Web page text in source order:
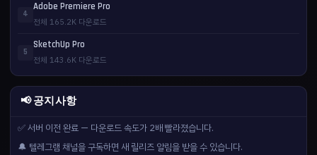
4
Adobe Premiere Pro
전체 165.2K 다운로드
5
SketchUp Pro
전체 143.6K 다운로드
📢 공지사항
✅ 서버 이전 완료 — 다운로드 속도가 2배 빨라졌습니다.
🔔 텔레그램 채널을 구독하면 새 릴리즈 알림을 받을 수 있습니다.